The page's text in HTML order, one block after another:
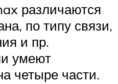
различаются
по типу связи,
и пр.
умеют
четыре части.